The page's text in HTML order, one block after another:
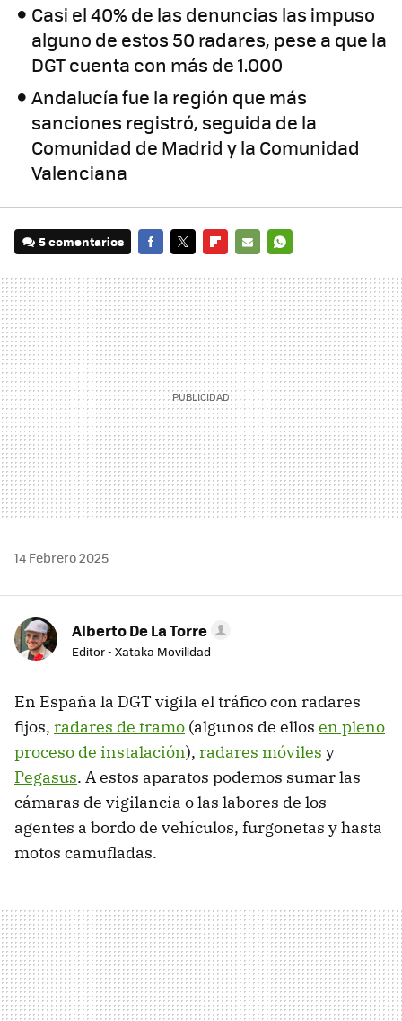
Casi el 40% de las denuncias las impuso
alguno de estos 50 radares, pese a que la
DGT cuenta con más de 1.000
Andalucía fue la región que más
sanciones registró, seguida de la
Comunidad de Madrid y la Comunidad
Valenciana
5 comentarios
MAIL
14 Febrero 2025
Alberto De La Torre
Editor - Xataka Movilidad
En España la DGT vigila el tráfico con radares
fijos, radares de tramo (algunos de ellos en pleno
proceso de instalación), radares móviles y
Pegasus. A estos aparatos podemos sumar las
cámaras de vigilancia o las labores de los
agentes a bordo de vehículos, furgonetas y hasta
motos camufladas.